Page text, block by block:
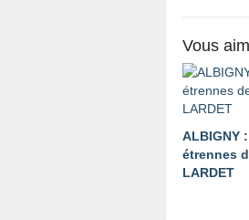
Vous
ALBIGNY
étrennes
LARDET